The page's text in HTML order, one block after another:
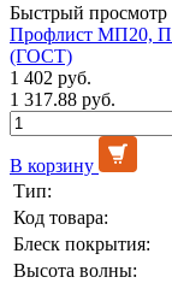
Быстрый просмотр
Профлист МП20,
(ГОСТ)
1 402 руб.
1 317.88 руб.
В корзину
Тип:
Код товара:
Блеск покрытия:
Высота волны: